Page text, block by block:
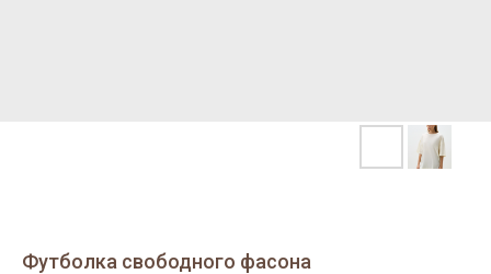
Футболка свободного фасона